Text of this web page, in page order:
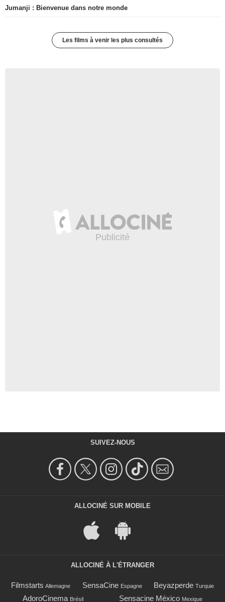
Jumanji : Bienvenue dans notre monde
Les films à venir les plus consultés
SUIVEZ-NOUS
ALLOCINÉ SUR MOBILE
ALLOCINÉ À L'ÉTRANGER
Filmstarts Allemagne SensaCine Espagne Beyazperde Turquie
AdoroCinema Brésil Sensacine México Mexique